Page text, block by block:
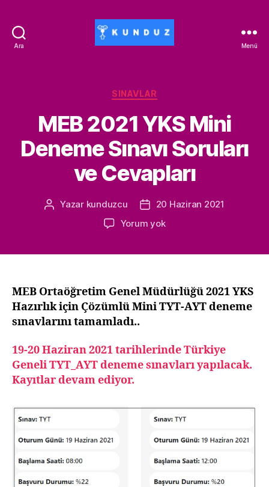
Ara
-
ALİSAN453T-
500ALİSAN
Menü
Kategoriler
SINAVLAR
MEB 2021 YKS Mini
Deneme Sınavı Soruları
ve Cevapları
Yazının
Yazar kunduzcu
Yazı
tarihi
20 Haziran 2021
Yorum yokMEB
Sınavı
Soruları
MEB Ortaöğretim Genel Müdürlüğü 2021 YKS
Hazırlık için Çözümlü Mini TYT-AYT deneme
sınavlarını tamamladı..
19-20 Haziran 2021 tarihlerinde Türkiye
Geneli TYT_AYT deneme sınavları yapılacak.
Kayıtlar devam ediyor.